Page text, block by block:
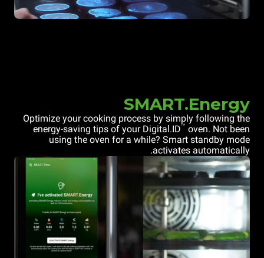
SMART.Energy
Optimize your cooking process by simply following the
energy-saving tips of your Digital.ID™ oven. Not been
using the oven for a while? Smart standby mode
activates automatically.